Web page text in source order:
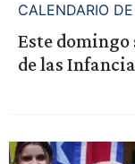
CALENDARIO
Este
de las